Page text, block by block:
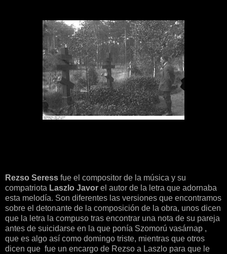
Rezso Seress fue el compositor de la música y su
compatriota Laszlo Javor el autor de la letra que adornaba
esta melodía. Son diferentes las versiones que encontramos
sobre el detonante de la composición de la obra, unos dicen
que la letra la compuso tras encontrar una nota de su pareja
antes de suicidarse en la que ponía Szomorú vasárnap ,
que es algo así como domingo triste, mientras que otros
dicen que fue un encargo de Rezso a Laszlo para que le